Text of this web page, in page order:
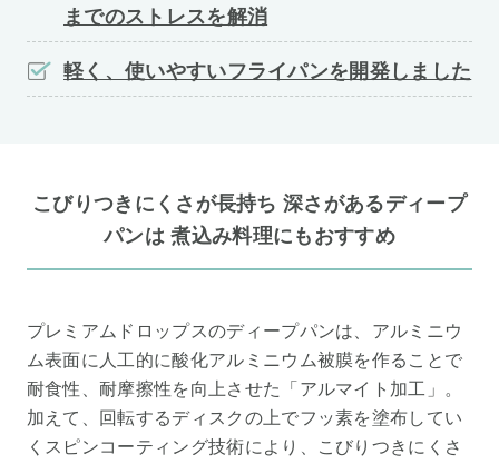
までのストレスを解消
軽く、使いやすいフライパンを開発しました
こびりつきにくさが長持ち 深さがあるディープ
パンは 煮込み料理にもおすすめ
プレミアムドロップスのディープパンは、アルミニウ
ム表面に人工的に酸化アルミニウム被膜を作ることで
耐食性、耐摩擦性を向上させた「アルマイト加工」。
加えて、回転するディスクの上でフッ素を塗布してい
くスピンコーティング技術により、こびりつきにくさ